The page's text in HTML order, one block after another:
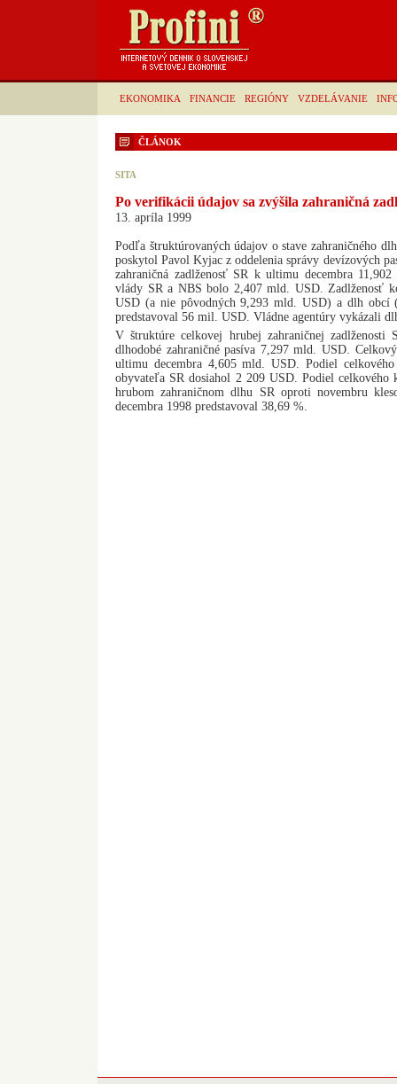
EKONOMIKA FINANCIE REGIÓNY VZDELÁVANIE
ČLÁNOK
SITA
Po verifikácii údajov sa zvýšila zahraničná
13. apríla 1999
Podľa štruktúrovaných údajov o stave zahraničného
poskytol Pavol Kyjac z oddelenia správy devízových
zahraničná zadlženosť SR k ultimu decembra
vlády SR a NBS bolo 2,407 mld. USD. Zadlženosť
USD (a nie pôvodných 9,293 mld. USD) a dlh obcí
predstavoval 56 mil. USD. Vládne agentúry vykázali
V štruktúre celkovej hrubej zahraničnej zadlženosti
dlhodobé zahraničné pasíva 7,297 mld. USD.
ultimu decembra 4,605 mld. USD. Podiel
obyvateľa SR dosiahol 2 209 USD. Podiel celkového
hrubom zahraničnom dlhu SR oproti novembru
decembra 1998 predstavoval 38,69 %.